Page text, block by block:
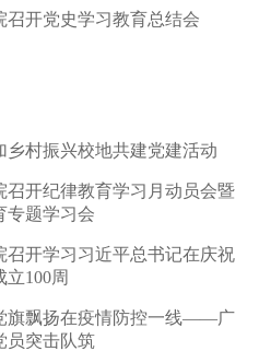
召开党史学习教育总结会
乡村振兴校地共建党建活动
召开纪律教育学习月动员会暨
专题学习会
召开学习习近平总书记在庆祝
立100周
飘扬在疫情防控一线——广
员突击队筑